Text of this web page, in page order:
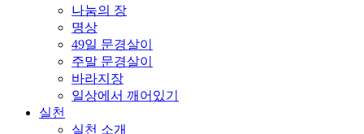
나눔의 장
명상
49일 문경살이
주말 문경살이
바라지장
일상에서 깨어있기
실천
실천 소개